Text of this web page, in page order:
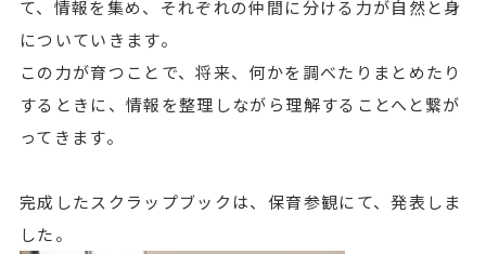
て、情報を集め、それぞれの仲間に分ける力が自然と身
についていきます。
この力が育つことで、将来、何かを調べたりまとめたり
するときに、情報を整理しながら理解することへと繋が
ってきます。
完成したスクラップブックは、保育参観にて、発表しま
した。